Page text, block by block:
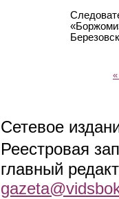
Сетевое
Реестровая
главный